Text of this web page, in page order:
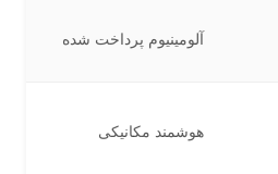
آلومینیوم پرداخت شده
هوشمند مکانیکی